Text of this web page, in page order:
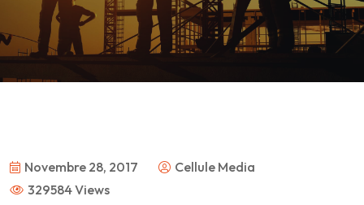
Novembre 28, 2017
Cellule Media
329584 Views